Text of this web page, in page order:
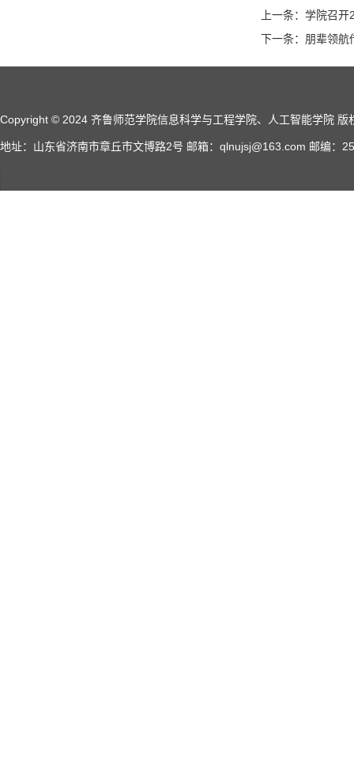
上一条：学院召
下一条：朋辈领
Copyright © 2024 齐鲁师范学院信息科学与工程学院、人工智能学院 版
地址：山东省济南市章丘市文博路2号 邮箱：qlnujsj@163.com 邮编：